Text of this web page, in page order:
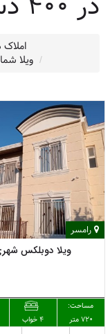
ویلا
رامسر
ویلا دوبلکس
مساحت:
720 متر
4 خواب